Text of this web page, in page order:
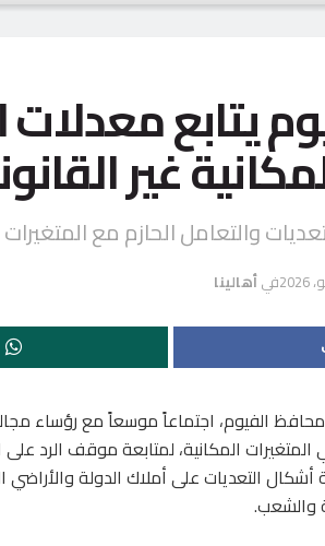
يتابع معدلات
غير
والتعامل الحازم مع المتغيرات
فيأهالينا
الفيوم، اجتماعاً موسعاً مع رؤساء
المتغيرات المكانية، لمتابعة موقف الرد على
التعديات على أملاك الدولة والأراضي
والشعب.